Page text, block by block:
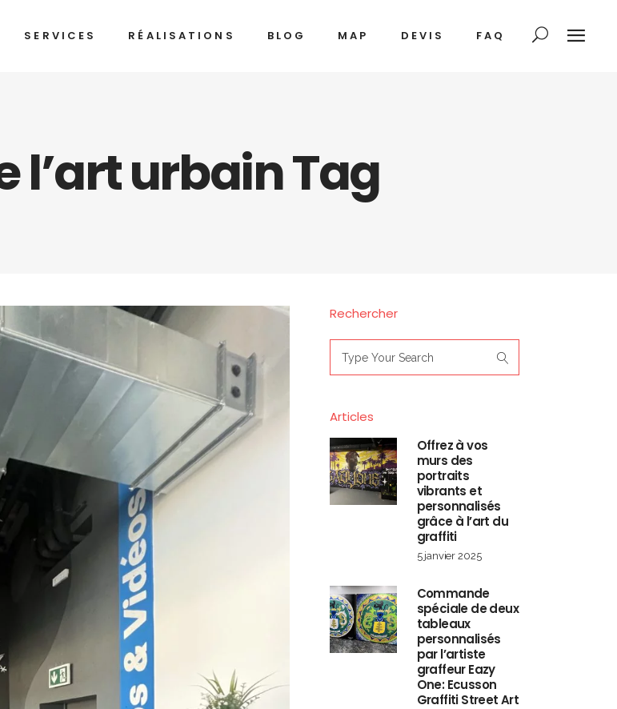
SERVICES RÉALISATIONS BLOG MAP DEVIS FAQ
l’art urbain Tag
Rechercher
for:
Articles
Offrez à vos
murs des
portraits
vibrants et
personnalisés
grâce à l’art du
graffiti
5 janvier 2025
Commande
spéciale de deux
tableaux
personnalisés
par l’artiste
graffeur Eazy
One: Ecusson
Graffiti Street Art